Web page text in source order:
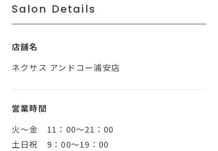
Salon Details
店舗名
ネクサス アンドコー浦安店
営業時間
火〜金 11：00～21：00
土日祝 9：00～19：00